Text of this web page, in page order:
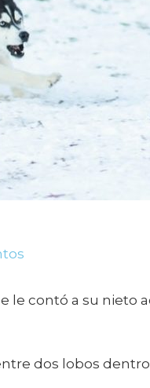
le contó a su nieto
dos lobos